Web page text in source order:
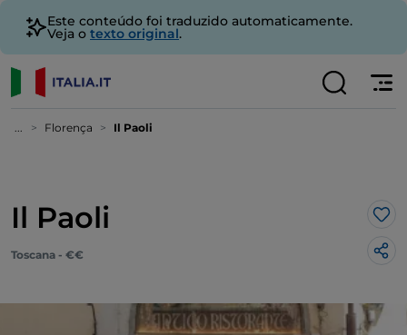
Este conteúdo foi traduzido automaticamente.
Veja o texto original.
... Florença Il Paoli
Il Paoli
Toscana - €€